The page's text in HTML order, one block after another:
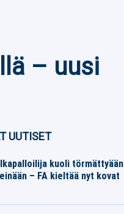
– uusi
UUTISET
kuoli törmättyään
– FA kieltää nyt kovat